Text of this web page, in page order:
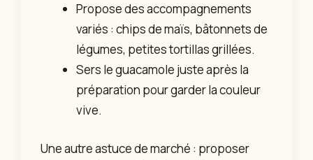
Propose des accompagnements
variés : chips de maïs, bâtonnets de
légumes, petites tortillas grillées.
Sers le guacamole juste après la
préparation pour garder la couleur
vive.
Une autre astuce de marché : proposer